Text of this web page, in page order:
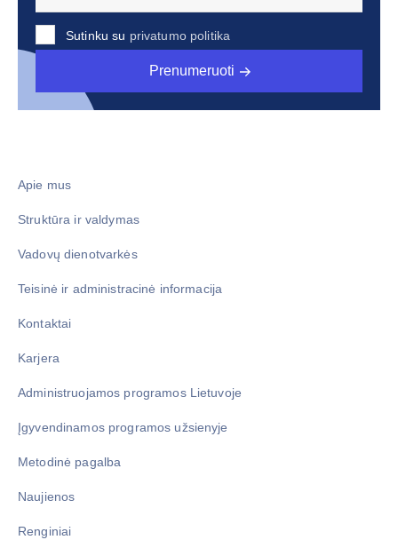
Sutinku su privatumo politika
Prenumeruoti
Apie mus
Struktūra ir valdymas
Vadovų dienotvarkės
Teisinė ir administracinė informacija
Kontaktai
Karjera
Administruojamos programos Lietuvoje
Įgyvendinamos programos užsienyje
Metodinė pagalba
Naujienos
Renginiai